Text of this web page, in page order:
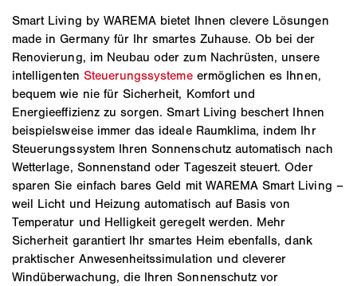
Smart Living by WAREMA bietet Ihnen clevere Lösungen
made in Germany für Ihr smartes Zuhause. Ob bei der
Renovierung, im Neubau oder zum Nachrüsten, unsere
intelligenten Steuerungssystemeermöglichen es Ihnen,
bequem wie nie für Sicherheit, Komfort und
Energieeffizienz zu sorgen. Smart Living beschert Ihnen
beispielsweise immer das ideale Raumklima, indem Ihr
Steuerungssystem Ihren Sonnenschutz automatisch nach
Wetterlage, Sonnenstand oder Tageszeit steuert. Oder
sparen Sie einfach bares Geld mit WAREMA Smart Living –
weil Licht und Heizung automatisch auf Basis von
Temperatur und Helligkeit geregelt werden. Mehr
Sicherheit garantiert Ihr smartes Heim ebenfalls, dank
praktischer Anwesenheitssimulation und cleverer
Windüberwachung, die Ihren Sonnenschutz vor